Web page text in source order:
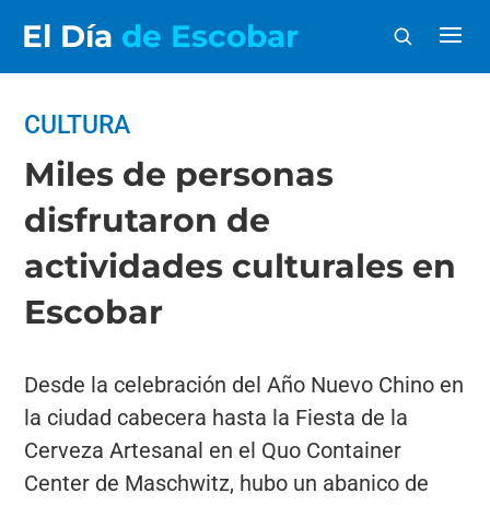
El Día de Escobar
CULTURA
Miles de personas
disfrutaron de
actividades culturales en
Escobar
Desde la celebración del Año Nuevo Chino en
la ciudad cabecera hasta la Fiesta de la
Cerveza Artesanal en el Quo Container
Center de Maschwitz, hubo un abanico de